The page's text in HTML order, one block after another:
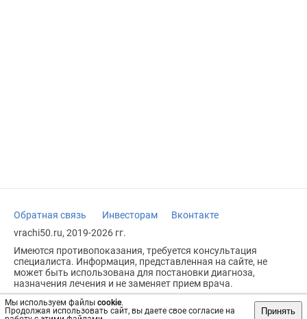
Мы используем файлы cookie.
Продолжая использовать сайт, вы даете свое согласие на
Принять
Обратная связь Инвесторам
Вконтакте
vrachi50.ru, 2019-2026 гг.
Имеются противопоказания, требуется консультация
специалиста. Информация, представленная на сайте, не
может быть использована для постановки диагноза,
назначения лечения и не заменяет прием врача.
Возрастное ограничение: 18+